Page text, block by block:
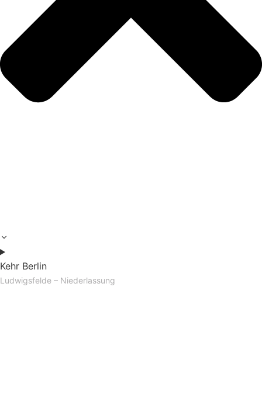
Kehr Berlin
Ludwigsfelde – Niederlassung